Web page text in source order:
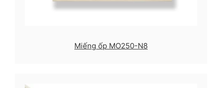
Miếng ốp MO250-N8